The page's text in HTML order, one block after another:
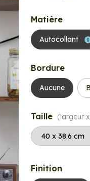
Matière
Autocollant
Bordure
Aucune
Taille (largeur
Finition